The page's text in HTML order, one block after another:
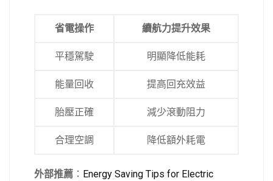
省電操作 續航力提升效果
平穩駕駛 明顯降低能耗
能量回收 提高回充效益
胎壓正確 減少滾動阻力
合理空調 降低額外耗電
外部推薦 ： Energy Saving Tips for Electric